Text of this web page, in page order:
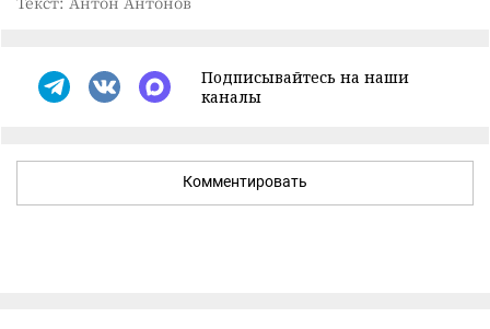
Подписывайтесь на наши
каналы
Комментировать